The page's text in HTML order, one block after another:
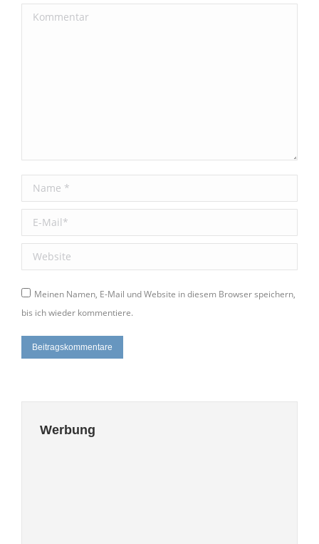
Kommentar
Name *
E-Mail *
Website
Meinen Namen, E-Mail und Website in diesem Browser speichern,
bis ich wieder kommentiere.
Beitragskommentare
Werbung